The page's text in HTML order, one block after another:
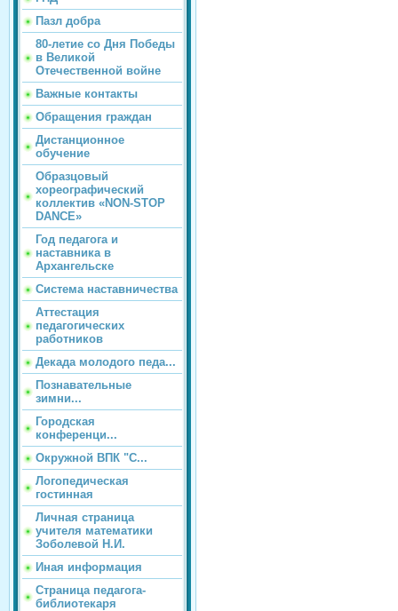
Пазл добра
80-летие со Дня Победы
в Великой
Отечественной войне
Важные контакты
Обращения граждан
Дистанционное
обучение
Образцовый
хореографический
коллектив «NON-STOP
DANCE»
Год педагога и
наставника в
Архангельске
Система наставничества
Аттестация
педагогических
работников
Декада молодого педа...
Познавательные
зимни...
Городская
конференци...
Окружной ВПК "С...
Логопедическая
гостинная
Личная страница
учителя математики
Зоболевой Н.И.
Иная информация
Страница педагога-
библиотекаря